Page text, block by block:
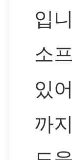
입
소
있
까